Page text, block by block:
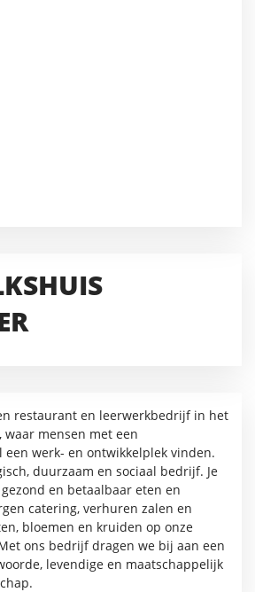
restaurant en leerwerkbedrijf in het
waar mensen met een
werk- en ontwikkelplek vinden.
duurzaam en sociaal bedrijf. Je
en betaalbaar eten en
catering, verhuren zalen en
bloemen en kruiden op onze
ons bedrijf dragen we bij aan een
levendige en maatschappelijk